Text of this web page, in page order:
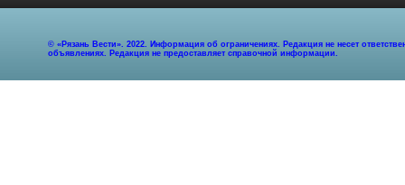
© «Рязань Вести». 2022. Информация об ограничениях. Редакция не несет
объявлениях. Редакция не предоставляет справочной информации.